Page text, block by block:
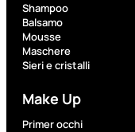
Shampoo
Balsamo
Mousse
Maschere
Sieri e cristalli
Make Up
Primer occhi